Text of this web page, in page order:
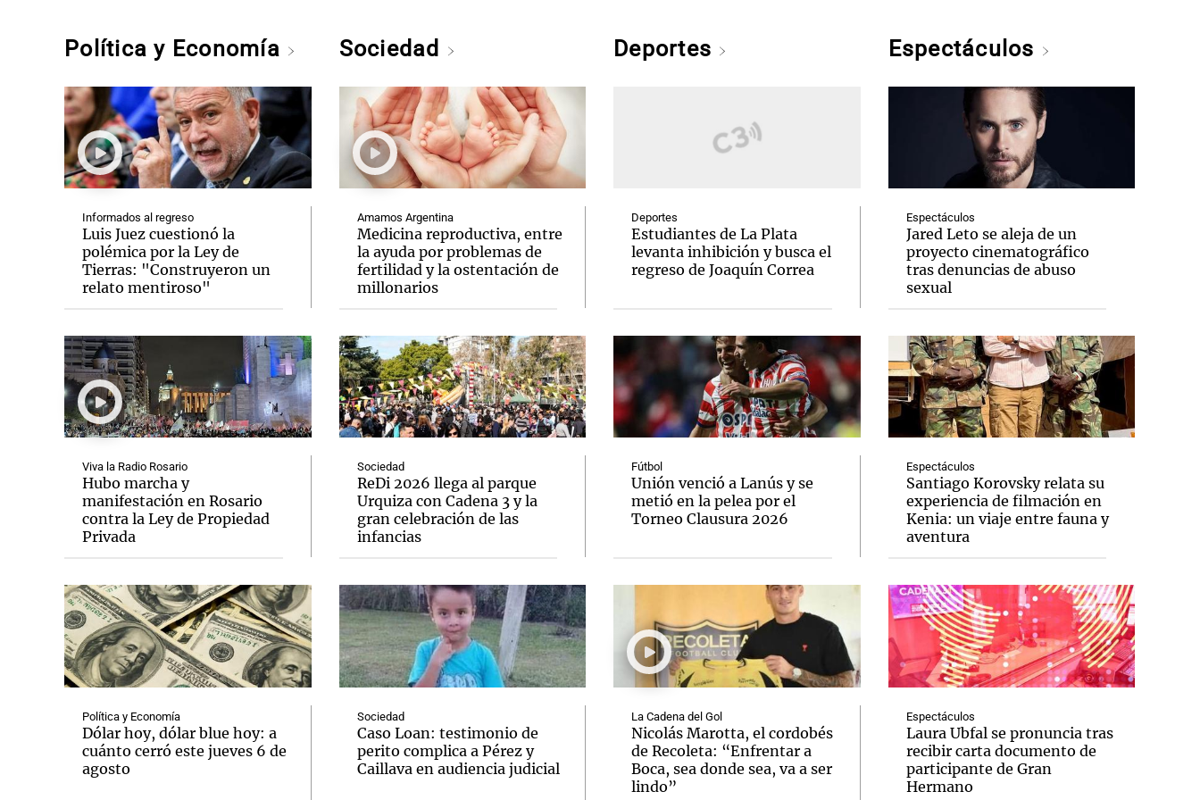
Política y Economía
Informados al regreso
Luis Juez cuestionó la
polémica por la Ley de
Tierras: "Construyeron un
relato mentiroso"
Viva la Radio Rosario
Hubo marcha y
manifestación en Rosario
contra la Ley de Propiedad
Privada
Política y Economía
Dólar hoy, dólar blue hoy: a
cuánto cerró este jueves 6 de
agosto
Sociedad
Amamos Argentina
Medicina reproductiva, entre
la ayuda por problemas de
fertilidad y la ostentación de
millonarios
Sociedad
ReDi 2026 llega al parque
Urquiza con Cadena 3 y la
gran celebración de las
infancias
Sociedad
Caso Loan: testimonio de
perito complica a Pérez y
Caillava en audiencia judicial
Deportes
Deportes
Estudiantes de La Plata
levanta inhibición y busca el
regreso de Joaquín Correa
Fútbol
Unión venció a Lanús y se
metió en la pelea por el
Torneo Clausura 2026
La Cadena del Gol
Nicolás Marotta, el cordobés
de Recoleta: “Enfrentar a
Boca, sea donde sea, va a ser
lindo”
Espectáculos
Espectáculos
Jared Leto se aleja de un
proyecto cinematográfico
tras denuncias de abuso
sexual
Espectáculos
Santiago Korovsky relata su
experiencia de filmación en
Kenia: un viaje entre fauna y
aventura
Espectáculos
Laura Ubfal se pronuncia tras
recibir carta documento de
participante de Gran
Hermano
Notas Notas
El huracán de Arequito
Notas
Cadena 3 en Groenlandia
Notas